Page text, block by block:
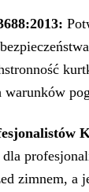
warunków
zimnem, a